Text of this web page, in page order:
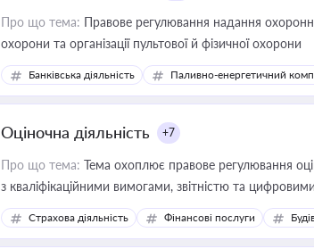
Про що тема: Правове регулювання надання
охорони та організації пультової й фізичної охорони
Банківська діяльність Паливно-енергетичний
Оціночна діяльність +7
Про що тема: Тема охоплює правове регулювання
з кваліфікаційними вимогами, звітністю та
медійних змін у цій сфері корисне для власника
приватизації, оренди державного майна,
Страхова діяльність Фінансові послуги